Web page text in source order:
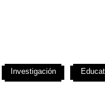
Investigación